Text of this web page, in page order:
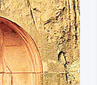
کرمانشاه این استان را
ایران تبدیل کرده است.
بستان در بسیاری از
هنری، مردم‌ شناختی،
و بازدید قرار می‌گیرد و